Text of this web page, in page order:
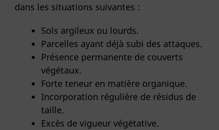
dans les situations suivantes :
Sols argileux ou lourds.
Parcelles ayant déjà subi des attaques.
Présence permanente de couverts
végétaux.
Forte teneur en matière organique.
Incorporation régulière de résidus de
taille.
Excès de vigueur végétative.